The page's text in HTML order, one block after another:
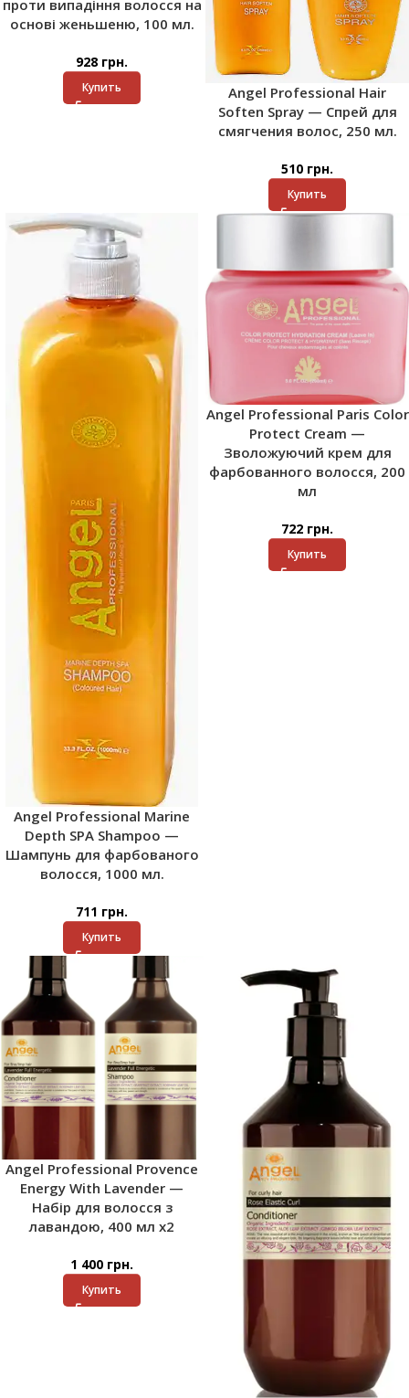
проти випадіння волосся на
основі женьшеню, 100 мл.
928 грн.
Купить
Angel Professional Hair
Soften Spray — Спрей для
смягчения волос, 250 мл.
510 грн.
Купить
Angel Professional Marine
Depth SPA Shampoo —
Шампунь для фарбованого
волосся, 1000 мл.
711 грн.
Купить
Angel Professional Paris Color
Protect Cream —
Зволожуючий крем для
фарбованного волосся, 200
мл
722 грн.
Купить
Angel Professional Provence
Energy With Lavender —
Набір для волосся з
лавандою, 400 мл x2
1 400 грн.
Купить